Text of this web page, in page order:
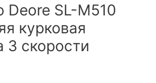
Deore SL-M510
курковая
3 скорости